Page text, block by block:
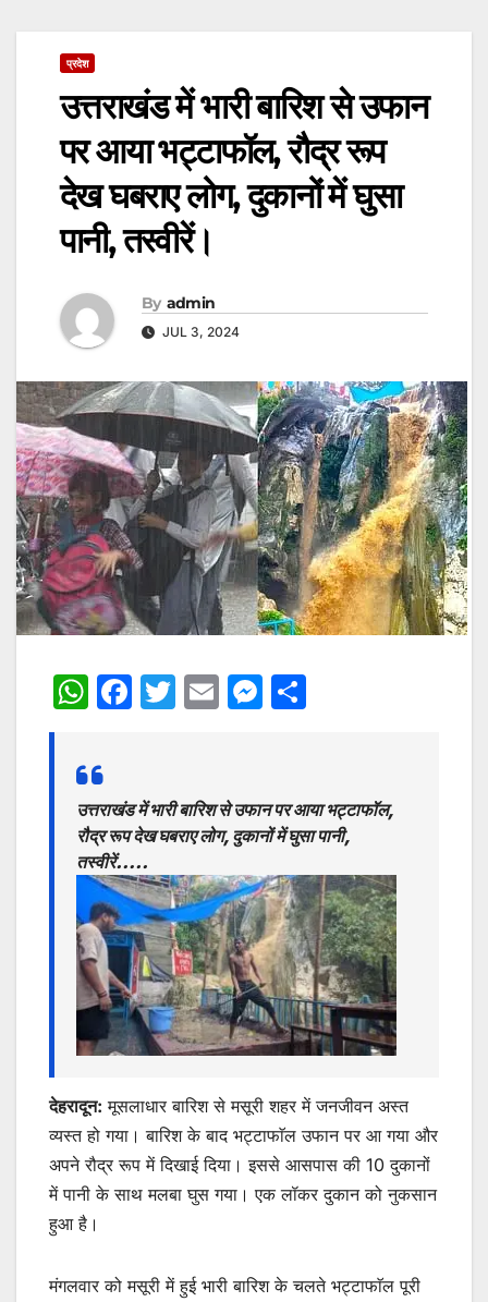
प्रदेश
उत्तराखंड में भारी बारिश से उफान
पर आया भट्टाफॉल, रौद्र रूप
देख घबराए लोग, दुकानों में घुसा
पानी, तस्वीरें।
By admin
JUL 3, 2024
W
at
s
A
p
p
F
e
b
o
o
k
T
er
E
l
M
s
e
n
g
er
e
उत्तराखंड में भारी बारिश से उफान पर आया भट्टाफॉल,
रौद्र रूप देख घबराए लोग, दुकानों में घुसा पानी,
तस्वीरें…..
देहरादून: मूसलाधार बारिश से मसूरी शहर में जनजीवन अस्त
व्यस्त हो गया। बारिश के बाद भट्टाफाॅल उफान पर आ गया और
अपने रौद्र रूप में दिखाई दिया। इससे आसपास की 10 दुकानों
में पानी के साथ मलबा घुस गया। एक लॉकर दुकान को नुकसान
हुआ है।
मंगलवार को मसूरी में हुई भारी बारिश के चलते भट्टाफाॅल पूरी